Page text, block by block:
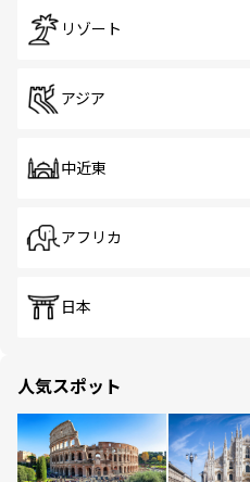
リゾート
アジア
中近東
アフリカ
日本
人気スポット